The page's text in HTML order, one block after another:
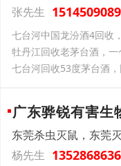
张先生
七台河中国龙汾酒4回收
牡丹江回收老茅台酒，
七台河回收53度茅台酒
广东骅锐有害生
东莞杀虫灭鼠，东莞
杨先生